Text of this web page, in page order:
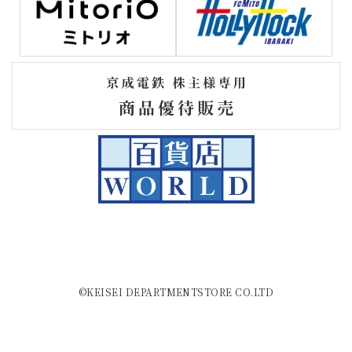
©KEISEI DEPARTMENTSTORE CO.LTD